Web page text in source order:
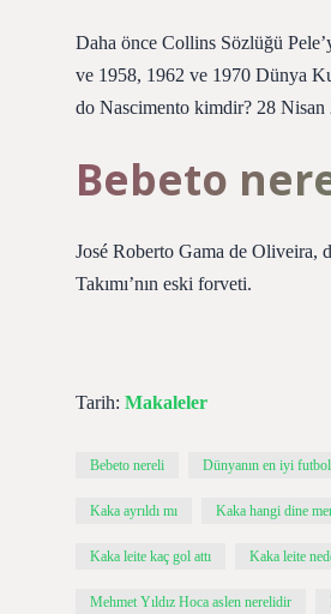
Daha önce Collins Sözlüğü
ve 1958, 1962 ve 1970 Dünya
do Nascimento kimdir? 28 Nisan
Bebeto
José Roberto Gama de
Takımı’nın eski forveti.
Tarih: Makaleler
Bebeto nereli Dünyanın en iyi
Kaka ayrıldı mı Kaka hangi dine
Kaka leite kaç gol attı Kaka leite
Mehmet Yıldız Hoca aslen nerelidir